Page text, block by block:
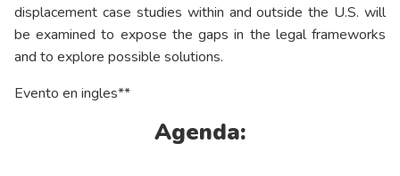
displacement case studies within and outside the U.S. will
be examined to expose the gaps in the legal frameworks
and to explore possible solutions.
Evento en ingles**
Agenda: